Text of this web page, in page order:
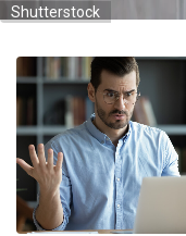
Shutterstock